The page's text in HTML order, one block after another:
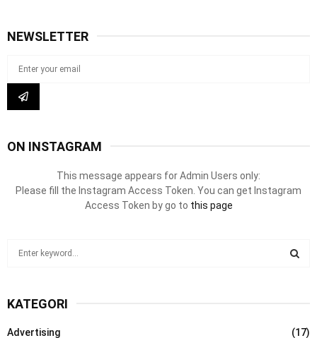
NEWSLETTER
ON INSTAGRAM
This message appears for Admin Users only:
Please fill the Instagram Access Token. You can get Instagram
Access Token by go to this page
c
f
KATEGORI
Advertising
(17)